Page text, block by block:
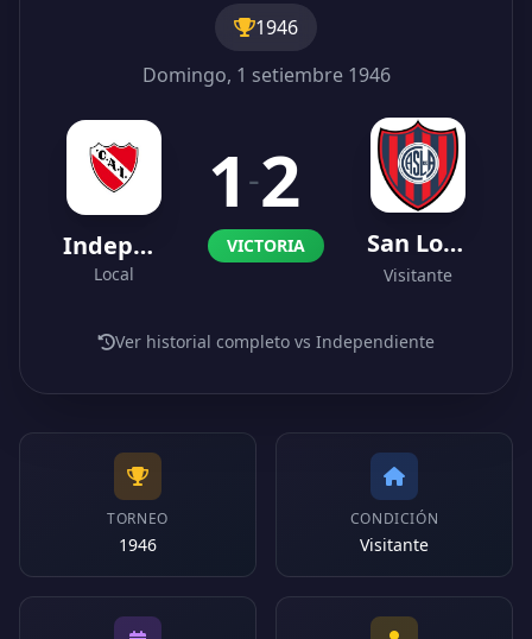
1946
Domingo, 1 setiembre 1946
Independiente
Local
1 -2
VICTORIA San Lorenzo
Visitante
Ver historial completo vs Independiente
TORNEO
1946
CONDICIÓN
Visitante